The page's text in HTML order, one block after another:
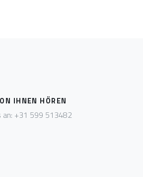
IHNEN HÖREN
an: +31 599 513482